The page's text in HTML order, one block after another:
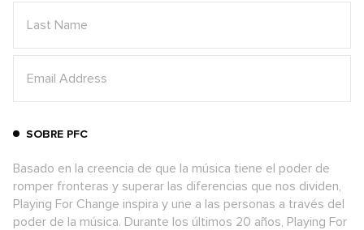
SOBRE PFC
Basado en la creencia de que la música tiene el poder de
romper fronteras y superar las diferencias que nos dividen,
Playing For Change inspira y une a las personas a través del
poder de la música. Durante los últimos 20 años, Playing For